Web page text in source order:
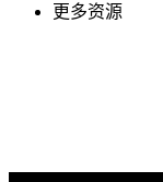
更多资源